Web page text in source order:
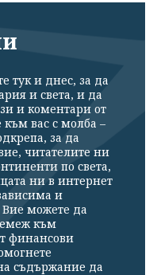
тук и днес, за да
и света, и да
и коментари от
вас с молба –
за да
читателите ни
по света,
ни в интернет
и
Вие можете да
към
финансови
съдържание да